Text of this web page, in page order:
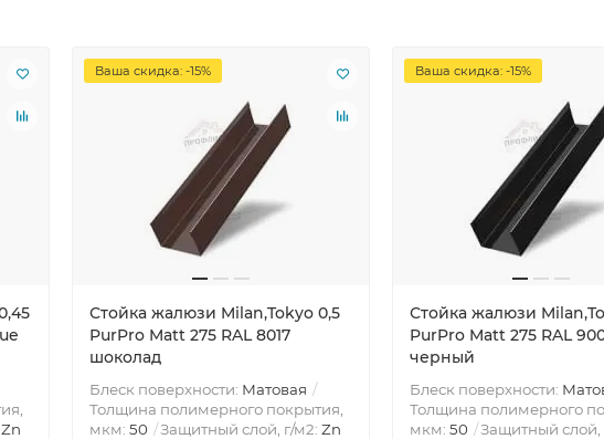
Zn
Ваша скидка: -15%
Стойка жалюзи Milan,Tokyo 0,5
PurPro Matt 275 RAL 8017
шоколад
Блеск поверхности: Матовая
Толщина полимерного покрытия,
мкм: 50 Защитный слой, г/м2: Zn
Ваша скидка: -15%
Стойка жалюзи
PurPro Matt 275 RAL
черный
Блеск поверхности:
Толщина полимерного
мкм: 50 Защитный слой,